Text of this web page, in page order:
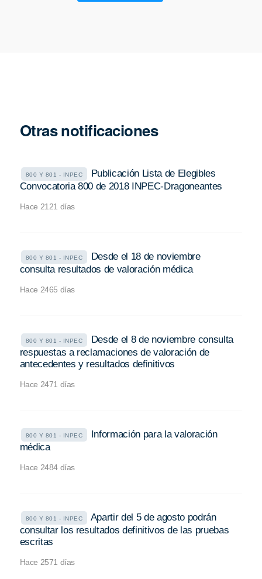
Otras notificaciones
800 Y 801 - INPEC
Publicación Lista de Elegibles
Convocatoria 800 de 2018 INPEC-Dragoneantes
Hace 2121 días
800 Y 801 - INPEC
Desde el 18 de noviembre
consulta resultados de valoración médica
Hace 2465 días
800 Y 801 - INPEC
Desde el 8 de noviembre consulta
respuestas a reclamaciones de valoración de
antecedentes y resultados definitivos
Hace 2471 días
800 Y 801 - INPEC
Información para la valoración
médica
Hace 2484 días
800 Y 801 - INPEC
Apartir del 5 de agosto podrán
consultar los resultados definitivos de las pruebas
escritas
Hace 2571 días